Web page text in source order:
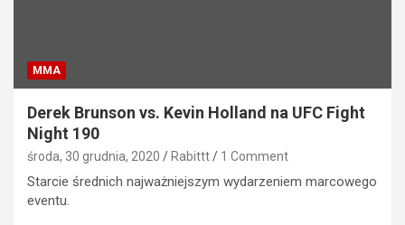
MMA
Derek Brunson vs. Kevin Holland na UFC Fight
Night 190
środa, 30 grudnia, 2020 Rabittt 1 Comment
Starcie średnich najważniejszym wydarzeniem marcowego
eventu.